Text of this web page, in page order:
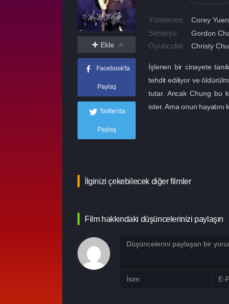
Ekle
Facebook'ta
Paylaş
Twitter'da
Paylaş
Yönetmen Corey Yuen
Senaryo Gordon
Oyuncular Christy
İşlenen bir cinayete
tehdit ediliyor ve
tutar. Ancak Chung bu
ister. Ama onun hayatını
İlginizi çekebilecek diğer filmler
Film hakkındaki düşüncelerinizi paylaşın